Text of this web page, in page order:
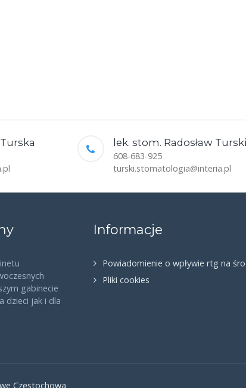
lek. stom. Radosław Turski
608-683-925
turski.stomatologia@interia.pl
gabinecie
dzieci jak i dla
Informacje
Powiadomienie o wpływie rtg na
Pliki cookies
Częstochowa